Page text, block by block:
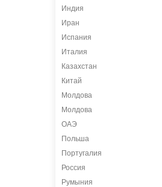
Индия
Иран
Испания
Италия
Казахстан
Китай
Молдова
Молдова
ОАЭ
Польша
Португалия
Россия
Румыния